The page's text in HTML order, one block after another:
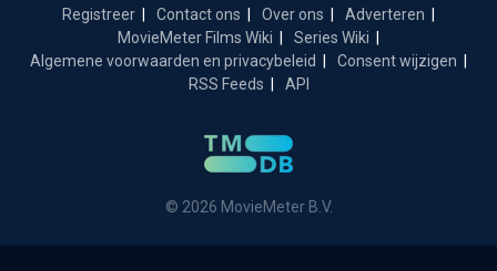
Registreer Contact ons Over ons
Adverteren
MovieMeter Films Wiki
Series Wiki
Algemene voorwaarden en privacybeleid
Consent wijzigen
RSS Feeds
API
© 2026 MovieMeter B.V.